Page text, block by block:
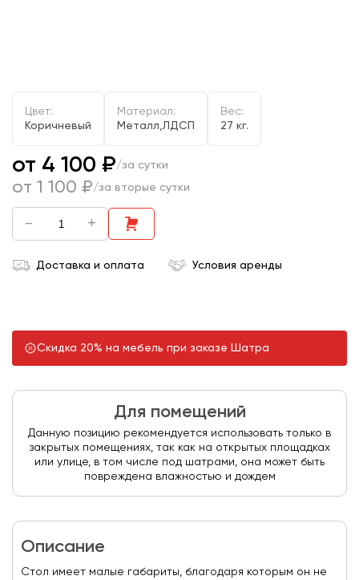
Цвет:
Коричневый
Материал:
Металл,ЛДСП
Вес:
27 кг.
от 4 100 ₽/за сутки
от 1 100 ₽/за вторые сутки
- +
Доставка и оплата Условия аренды
Скидка 20% на мебель при заказе Шатра
Для помещений
Данную позицию рекомендуется использовать только в
закрытых помещениях, так как на открытых площадках
или улице, в том числе под шатрами, она может быть
повреждена влажностью и дождем
Описание
Стол имеет малые габариты, благодаря которым он не